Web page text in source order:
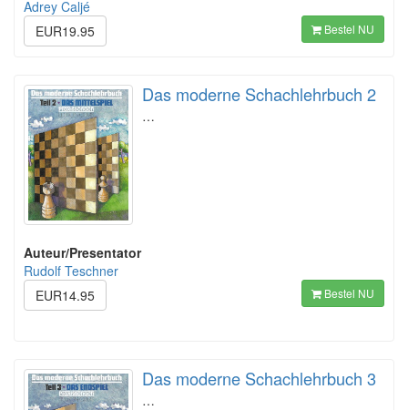
Adrey Caljé
EUR19.95
Bestel NU
Das moderne Schachlehrbuch 2
…
Auteur/Presentator
Rudolf Teschner
EUR14.95
Bestel NU
Das moderne Schachlehrbuch 3
…